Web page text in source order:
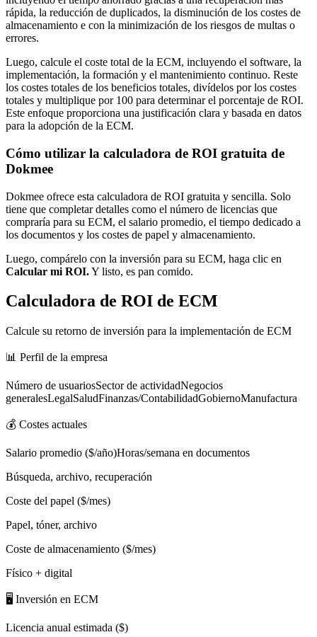
rápida, la reducción de duplicados, la disminución de los costes de
almacenamiento e con la minimización de los riesgos de multas o
errores.
Luego, calcule el coste total de la ECM, incluyendo el software, la
implementación, la formación y el mantenimiento continuo. Reste
los costes totales de los beneficios totales, divídelos por los costes
totales y multiplique por 100 para determinar el porcentaje de ROI.
Este enfoque proporciona una justificación clara y basada en datos
para la adopción de la ECM.
Cómo utilizar la calculadora de ROI gratuita de
Dokmee
Dokmee ofrece esta calculadora de ROI gratuita y sencilla. Solo
tiene que completar detalles como el número de licencias que
compraría para su ECM, el salario promedio, el tiempo dedicado a
los documentos y los costes de papel y almacenamiento.
Luego, compárelo con la inversión para su ECM, haga clic en
Calcular mi ROI.Y listo, es pan comido.
Calculadora de ROI de ECM
Calcule su retorno de inversión para la implementación de ECM
📊 Perfil de la empresa
Número de usuariosSector de actividadNegocios
generalesLegalSaludFinanzas/ContabilidadGobiernoManufactura
💰 Costes actuales
Salario promedio ($/año)Horas/semana en documentos
Búsqueda, archivo, recuperación
Coste del papel ($/mes)
Papel, tóner, archivo
Coste de almacenamiento ($/mes)
Físico + digital
🖥️ Inversión en ECM
Licencia anual estimada ($)